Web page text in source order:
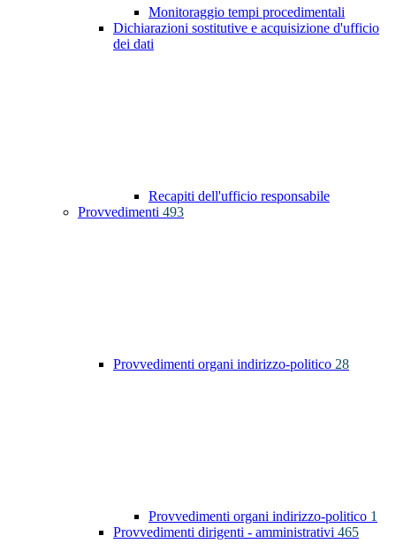
Monitoraggio tempi procedimentali
Dichiarazioni sostitutive e acquisizione d'ufficio
dei dati
Recapiti dell'ufficio responsabile
Provvedimenti 493
Provvedimenti organi indirizzo-politico 28
Provvedimenti organi indirizzo-politico 1
Provvedimenti dirigenti - amministrativi 465